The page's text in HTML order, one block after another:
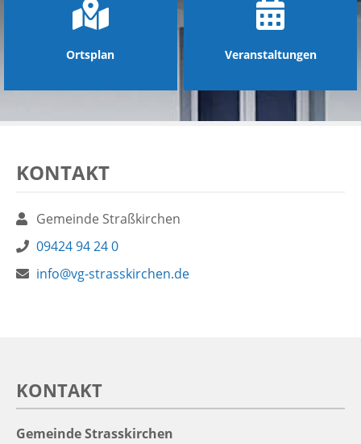
Ortsplan Veranstaltungen
KONTAKT
Name:Gemeinde Straßkirchen
Telefon:
09424 94 24 0
E-
Webseite:
info@vg-strasskirchen.de
KONTAKT
Gemeinde Strasskirchen